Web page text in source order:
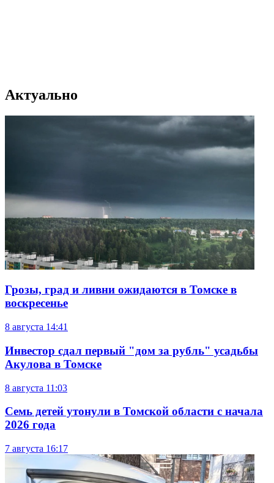
Актуально
Грозы, град и ливни ожидаются в Томске в
воскресенье
8 августа 14:41
Инвестор сдал первый "дом за рубль" усадьбы
Акулова в Томске
8 августа 11:03
Семь детей утонули в Томской области с начала
2026 года
7 августа 16:17